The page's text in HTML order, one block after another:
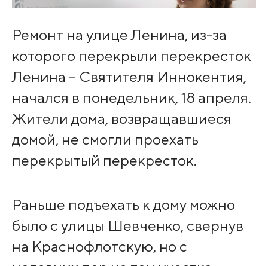
Ремонт на улице Ленина, из-за
которого перекрыли перекресток
Ленина – Святителя Иннокентия,
начался в понедельник, 18 апреля.
Жители дома, возвращавшиеся
домой, не смогли проехать
перекрытый перекресток.
Раньше подъехать к дому можно
было с улицы Шевченко, свернув
на Краснофлотскую, но с